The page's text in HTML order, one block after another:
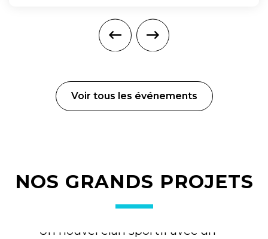
Voir tous les événements
NOS GRANDS PROJETS
Un nouvel élan sportif avec un